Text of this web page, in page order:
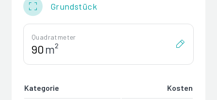
Grundstück
Quadratmeter
m²
Kategorie Kosten